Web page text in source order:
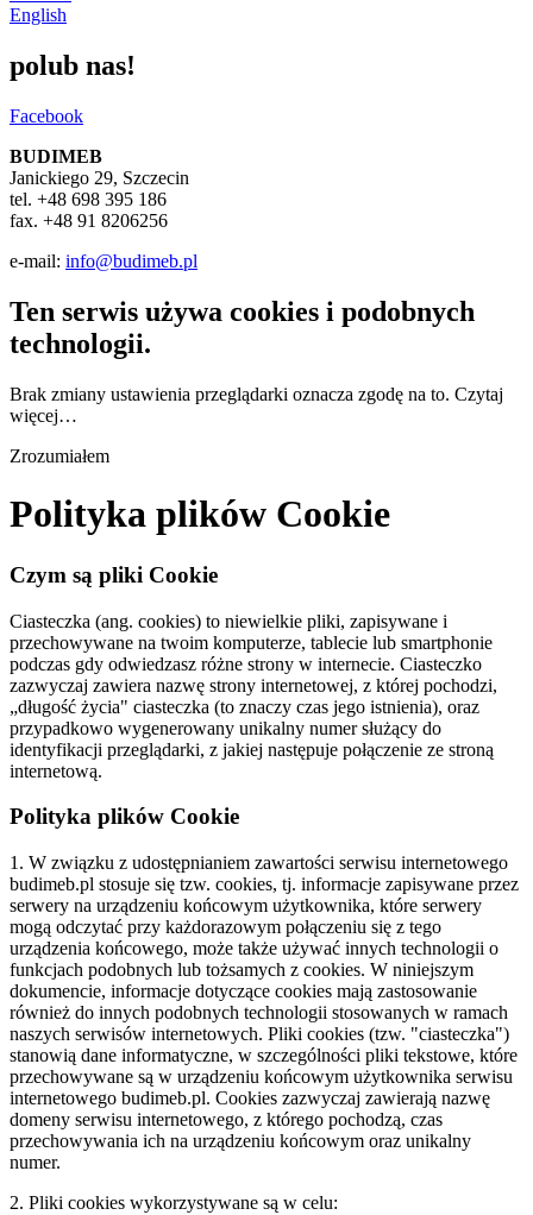
English
polub nas!
Facebook
BUDIMEB
Janickiego 29, Szczecin
tel. +48 698 395 186
fax. +48 91 8206256
e-mail: info@budimeb.pl
Ten serwis używa cookies i podobnych
technologii.
Brak zmiany ustawienia przeglądarki oznacza zgodę na to. Czytaj
więcej…
Zrozumiałem
Polityka plików Cookie
Czym są pliki Cookie
Ciasteczka (ang. cookies) to niewielkie pliki, zapisywane i
przechowywane na twoim komputerze, tablecie lub smartphonie
podczas gdy odwiedzasz różne strony w internecie. Ciasteczko
zazwyczaj zawiera nazwę strony internetowej, z której pochodzi,
„długość życia" ciasteczka (to znaczy czas jego istnienia), oraz
przypadkowo wygenerowany unikalny numer służący do
identyfikacji przeglądarki, z jakiej następuje połączenie ze stroną
internetową.
Polityka plików Cookie
1. W związku z udostępnianiem zawartości serwisu internetowego
budimeb.pl stosuje się tzw. cookies, tj. informacje zapisywane przez
serwery na urządzeniu końcowym użytkownika, które serwery
mogą odczytać przy każdorazowym połączeniu się z tego
urządzenia końcowego, może także używać innych technologii o
funkcjach podobnych lub tożsamych z cookies. W niniejszym
dokumencie, informacje dotyczące cookies mają zastosowanie
również do innych podobnych technologii stosowanych w ramach
naszych serwisów internetowych. Pliki cookies (tzw. "ciasteczka")
stanowią dane informatyczne, w szczególności pliki tekstowe, które
przechowywane są w urządzeniu końcowym użytkownika serwisu
internetowego budimeb.pl. Cookies zazwyczaj zawierają nazwę
domeny serwisu internetowego, z którego pochodzą, czas
przechowywania ich na urządzeniu końcowym oraz unikalny
numer.
2. Pliki cookies wykorzystywane są w celu: